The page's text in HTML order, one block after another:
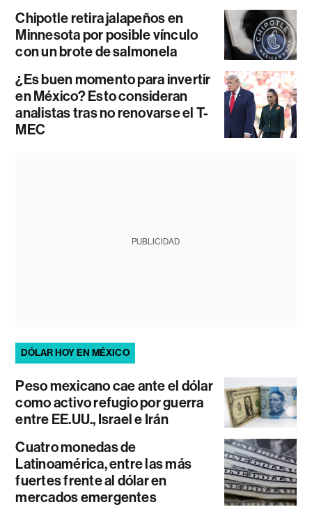
Chipotle retira jalapeños en
Minnesota por posible vínculo
con un brote de salmonela
¿Es buen momento para invertir
en México? Esto consideran
analistas tras no renovarse el T-
MEC
PUBLICIDAD
DÓLAR HOY EN MÉXICO
Peso mexicano cae ante el dólar
como activo refugio por guerra
entre EE.UU., Israel e Irán
Cuatro monedas de
Latinoamérica, entre las más
fuertes frente al dólar en
mercados emergentes